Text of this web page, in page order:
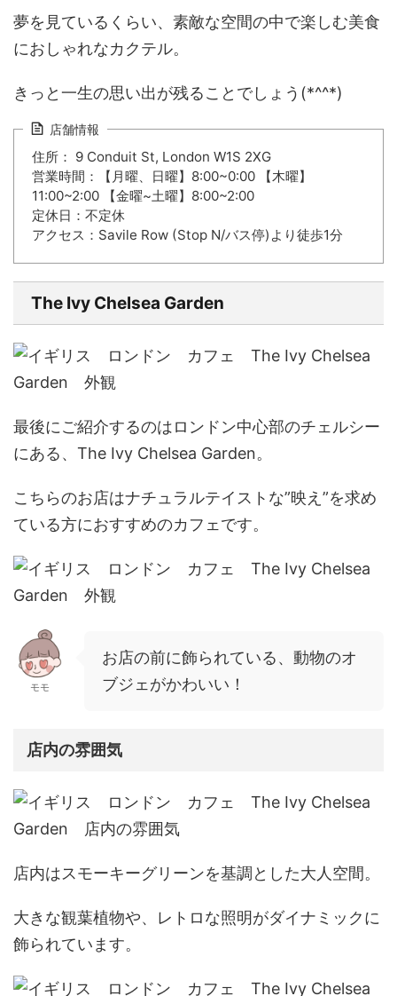
夢を見ているくらい、素敵な空間の中で楽しむ美食
におしゃれなカクテル。
きっと一生の思い出が残ることでしょう(*^^*)
店舗情報
住所： 9 Conduit St, London W1S 2XG
営業時間：【月曜、日曜】8:00~0:00 【木曜】
11:00~2:00 【金曜~土曜】8:00~2:00
定休日：不定休
アクセス：Savile Row (Stop N/バス停)より徒歩1分
The Ivy Chelsea Garden
最後にご紹介するのはロンドン中心部のチェルシー
にある、 The Ivy Chelsea Garden。
こちらのお店はナチュラルテイストな”映え”を求め
ている方におすすめのカフェです。
モモ
お店の前に飾られている、動物のオ
ブジェがかわいい！
店内の雰囲気
店内はスモーキーグリーンを基調とした大人空間。
大きな観葉植物や、レトロな照明がダイナミックに
飾られています。